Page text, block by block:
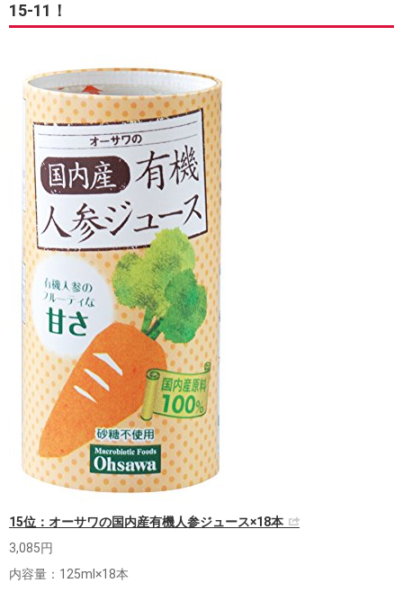
15-11！
15位：オーサワの国内産有機人参ジュース×18本
3,085円
内容量：125ml×18本